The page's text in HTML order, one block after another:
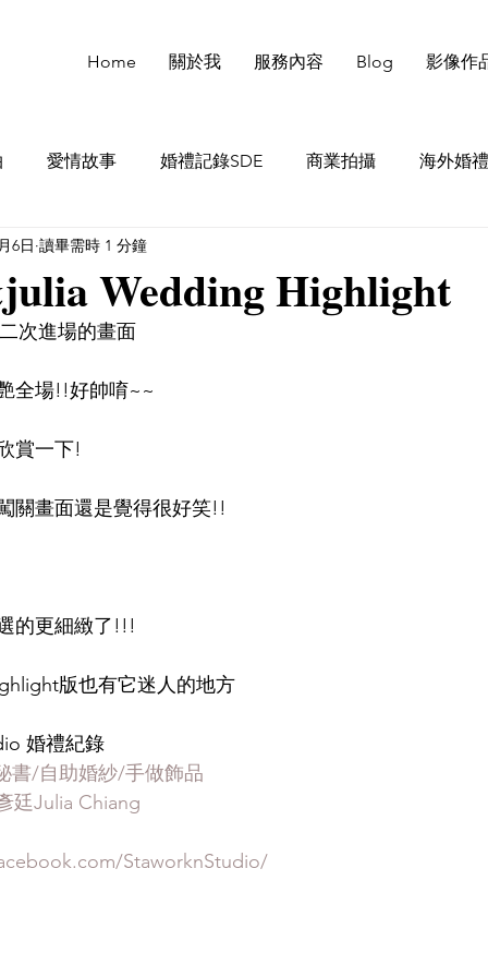
Home 關於我 服務內容 Blog 影像作
愛情故事 婚禮記錄SDE 商業拍攝 海外婚
Wedding Highlight
6日 讀畢需時 1 分鐘
次進場的畫面
全場!!好帥唷~~
賞一下!
關畫面還是覺得很好笑!!
的更細緻了!!!
版也有它迷人的地方
婚禮紀錄
書/自助婚紗/手做飾品
廷Julia Chiang
StaworknStudio/